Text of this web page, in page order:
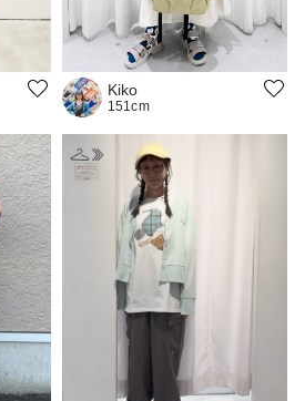
Kiko
151cm